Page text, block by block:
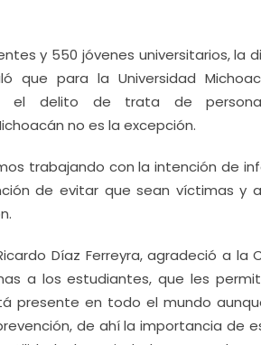
y 550 jóvenes universitarios, la
que para la Universidad
el delito de trata de
no es la excepción.
trabajando con la intención de
de evitar que sean víctimas y
Díaz Ferreyra, agradeció a la
a los estudiantes, que les
presente en todo el mundo
de ahí la importancia de